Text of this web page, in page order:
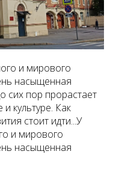
и мирового
насыщенная
сих пор прорастает
культуре. Как
стоит идти...У
и мирового
насыщенная